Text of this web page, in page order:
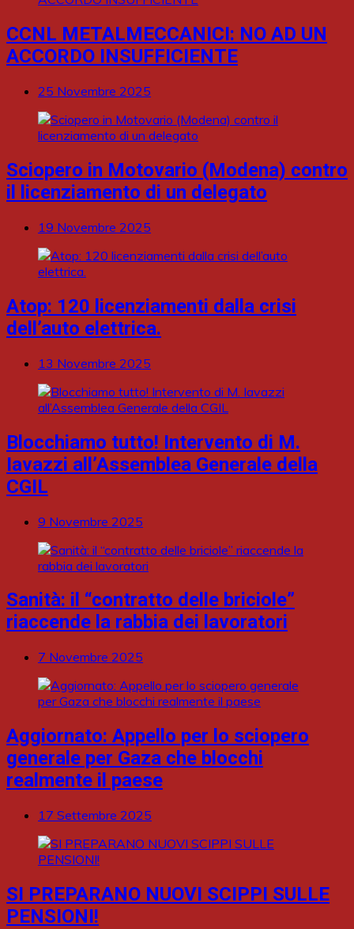
CCNL METALMECCANICI: NO AD UN
ACCORDO INSUFFICIENTE
25 Novembre 2025
Sciopero in Motovario (Modena) contro
il licenziamento di un delegato
19 Novembre 2025
Atop: 120 licenziamenti dalla crisi
dell’auto elettrica.
13 Novembre 2025
Blocchiamo tutto! Intervento di M.
Iavazzi all’Assemblea Generale della
CGIL
9 Novembre 2025
Sanità: il “contratto delle briciole”
riaccende la rabbia dei lavoratori
7 Novembre 2025
Aggiornato: Appello per lo sciopero
generale per Gaza che blocchi
realmente il paese
17 Settembre 2025
SI PREPARANO NUOVI SCIPPI SULLE
PENSIONI!